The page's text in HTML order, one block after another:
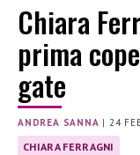
Chiara
prima
gate
ANDREA SANNA |24
CHIARA FERRAGNI